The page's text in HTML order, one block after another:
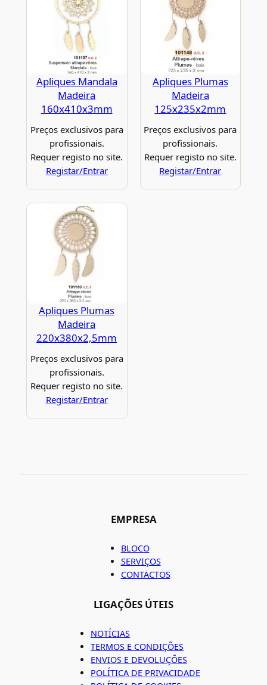
Apliques Mandala
Madeira
160x410x3mm
Preços exclusivos para
profissionais.
Requer registo no site.
Registar/Entrar
Apliques Plumas
Madeira
125x235x2mm
Preços exclusivos para
profissionais.
Requer registo no site.
Registar/Entrar
Apliques Plumas
Madeira
220x380x2,5mm
Preços exclusivos para
profissionais.
Requer registo no site.
Registar/Entrar
EMPRESA
BLOCO
SERVIÇOS
CONTACTOS
LIGAÇÕES ÚTEIS
NOTÍCIAS
TERMOS E CONDIÇÕES
ENVIOS E DEVOLUÇÕES
POLÍTICA DE PRIVACIDADE